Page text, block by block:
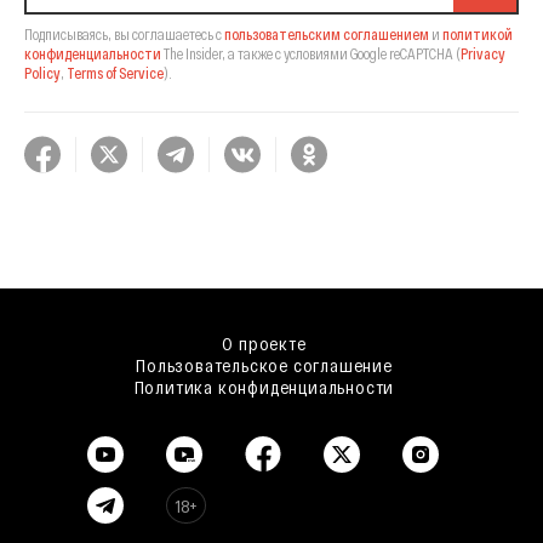
Подписываясь, вы соглашаетесь спользовательским соглашением и политикой
конфиденциальности The Insider, а также с условиями Google reCAPTCHA (Privacy
Policy, Terms of Service).
О проекте
Пользовательское соглашение
Политика конфиденциальности
18+